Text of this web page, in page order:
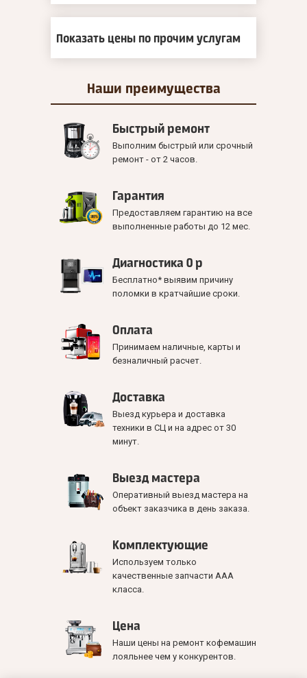
Показать цены по прочим услугам
Наши преимущества
Быстрый ремонт
Выполним быстрый или срочный
ремонт - от 2 часов.
Гарантия
Предоставляем гарантию на все
выполненные работы до 12 мес.
Диагностика 0 р
Бесплатно* выявим причину
поломки в кратчайшие сроки.
Оплата
Принимаем наличные, карты и
безналичный расчет.
Доставка
Выезд курьера и доставка
техники в СЦ и на адрес от 30
минут.
Выезд мастера
Оперативный выезд мастера на
объект заказчика в день заказа.
Комплектующие
Используем только
качественные запчасти ААА
класса.
Цена
Наши цены на ремонт кофемашин
лояльнее чем у конкурентов.